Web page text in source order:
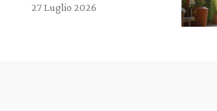
27 Luglio 2026